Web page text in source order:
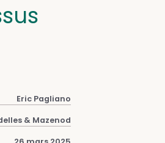
Eric Pagliano
& Mazenod